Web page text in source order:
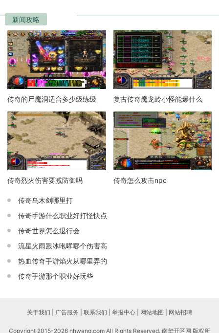
新闻攻略
传奇的尸魔洞适合多少级练级 复古传奇魔龙岭小怪能爆什么
传奇烈火伤害要减防御吗 传奇怎么攻击npc
传奇乌木剑哪里打
传奇手游什么职业好打怪快点
传奇世界怎么退行会
流星火雨跟冰咆哮哪个伤害高
热血传奇手游焰火从哪里弄的
传奇手游那个职业好玩些
关于我们 | 广告服务 | 联系我们 | 举报中心 | 网站地图 | 网站招聘
Copyright 2015-2026 nhwang.com All Rights Reserved. 南华开区网 版权所